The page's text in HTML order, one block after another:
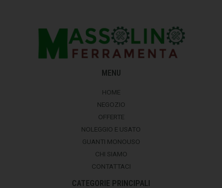
MENU
HOME
NEGOZIO
OFFERTE
NOLEGGIO E USATO
GUANTI MONOUSO
CHI SIAMO
CONTATTACI
CATEGORIE PRINCIPALI